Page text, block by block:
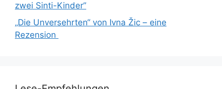
zwei Sinti-Kinder”
„Die Unversehrten“ von Ivna Žic – eine
Rezension